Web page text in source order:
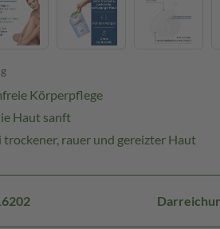
Körperpflege
Haut sanft
rauer und gereizter Haut